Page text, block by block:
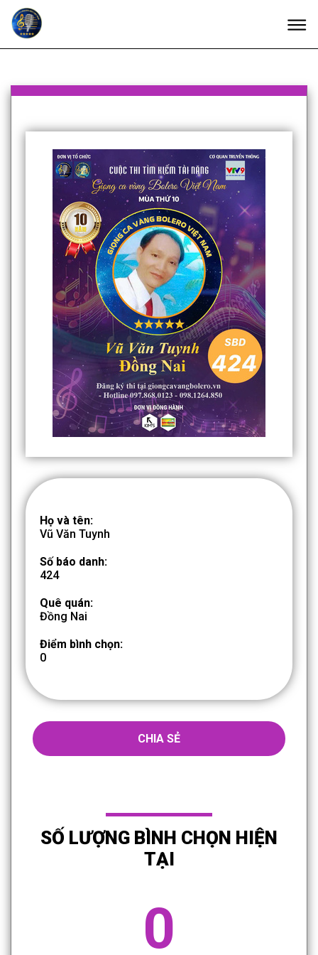
Họ và tên:
Vũ Văn Tuynh
Số báo danh:
424
Quê quán:
Đồng Nai
Điểm bình chọn:
0
CHIA SẺ
SỐ LƯỢNG BÌNH CHỌN HIỆN
TẠI
0